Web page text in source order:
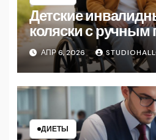
Детские
коляски с
АПР 6, 2026
ДИЕТЫ